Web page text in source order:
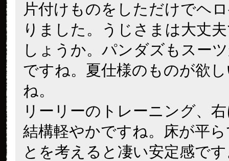
片付けものをしただけでヘ
りました。うじさまは大丈
しょうか。パンダズもスー
ですね。夏仕様のものが欲
ね。
リーリーのトレーニング、
結構軽やかですね。床が平
とを考えると凄い安定感で